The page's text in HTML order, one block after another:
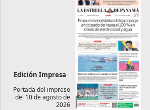
Edición Impresa
Portada del impreso
del 10 de agosto de
2026